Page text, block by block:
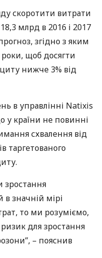
скоротити витрати
млрд в 2016 і 2017
згідно з яким
щоб досягти
нижче 3% від
в управлінні Natixis
у країни не повинні
схвалення від
таргетованого
зростання
значній мірі
то ми розуміємо,
для зростання
– пояснив